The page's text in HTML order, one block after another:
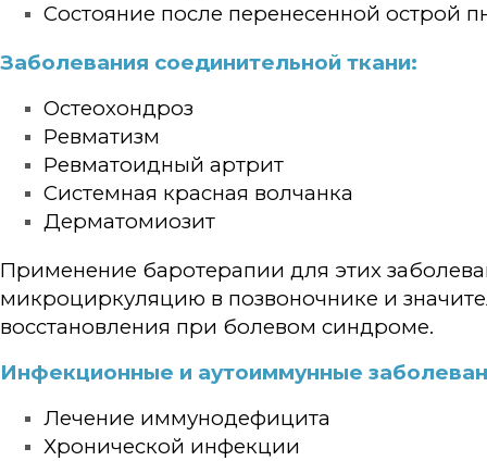
Состояние после перенесенной острой
Заболевания соединительной ткани:
Остеохондроз
Ревматизм
Ревматоидный артрит
Системная красная волчанка
Дерматомиозит
Применение баротерапии для этих
микроциркуляцию в позвоночнике и
восстановления при болевом синдроме.
Инфекционные и аутоиммунные
Лечение иммунодефицита
Хронической инфекции